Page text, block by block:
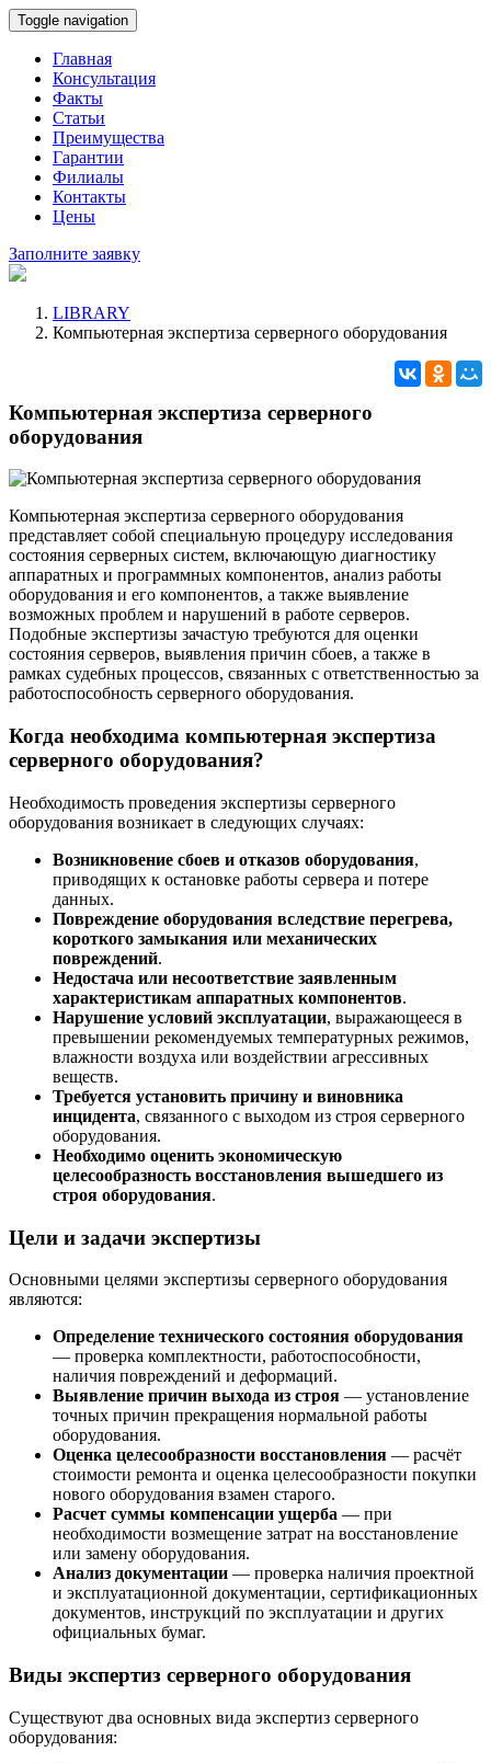
Toggle navigation
Главная
Консультация
Факты
Статьи
Преимущества
Гарантии
Филиалы
Контакты
Цены
Заполните заявку
LIBRARY
Компьютерная экспертиза серверного оборудования
Компьютерная экспертиза серверного
оборудования
Компьютерная экспертиза серверного оборудования
представляет собой специальную процедуру исследования
состояния серверных систем, включающую диагностику
аппаратных и программных компонентов, анализ работы
оборудования и его компонентов, а также выявление
возможных проблем и нарушений в работе серверов.
Подобные экспертизы зачастую требуются для оценки
состояния серверов, выявления причин сбоев, а также в
рамках судебных процессов, связанных с ответственностью за
работоспособность серверного оборудования.
Когда необходима компьютерная экспертиза
серверного оборудования?
Необходимость проведения экспертизы серверного
оборудования возникает в следующих случаях:
Возникновение сбоев и отказов оборудования,
приводящих к остановке работы сервера и потере
данных.
Повреждение оборудования вследствие перегрева,
короткого замыкания или механических
повреждений.
Недостача или несоответствие заявленным
характеристикам аппаратных компонентов.
Нарушение условий эксплуатации, выражающееся в
превышении рекомендуемых температурных режимов,
влажности воздуха или воздействии агрессивных
веществ.
Требуется установить причину и виновника
инцидента, связанного с выходом из строя серверного
оборудования.
Необходимо оценить экономическую
целесообразность восстановления вышедшего из
строя оборудования.
Цели и задачи экспертизы
Основными целями экспертизы серверного оборудования
являются:
Определение технического состояния оборудования
— проверка комплектности, работоспособности,
наличия повреждений и деформаций.
Выявление причин выхода из строя — установление
точных причин прекращения нормальной работы
оборудования.
Оценка целесообразности восстановления — расчёт
стоимости ремонта и оценка целесообразности покупки
нового оборудования взамен старого.
Расчет суммы компенсации ущерба — при
необходимости возмещение затрат на восстановление
или замену оборудования.
Анализ документации — проверка наличия проектной
и эксплуатационной документации, сертификационных
документов, инструкций по эксплуатации и других
официальных бумаг.
Виды экспертиз серверного оборудования
Существуют два основных вида экспертиз серверного
оборудования: